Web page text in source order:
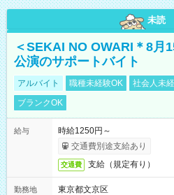
未読
＜SEKAI NO OWARI＊8月
公演のサポートバイト
アルバイト 職種未経験OK 社会人未
ブランクOK
給与
時給1250円～
交通費別途支給あり
交通費 支給（規定有り）
勤務地
東京都文京区